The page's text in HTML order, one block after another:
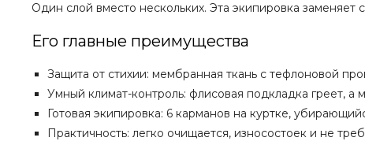
Один слой вместо нескольких. Эта экипировка
Его главные преимущества
Защита от стихии: мембранная ткань с тефлоновой
Умный климат-контроль: флисовая подкладка греет, а
Готовая экипировка: 6 карманов на куртке,
Практичность: легко очищается, износостоек и не